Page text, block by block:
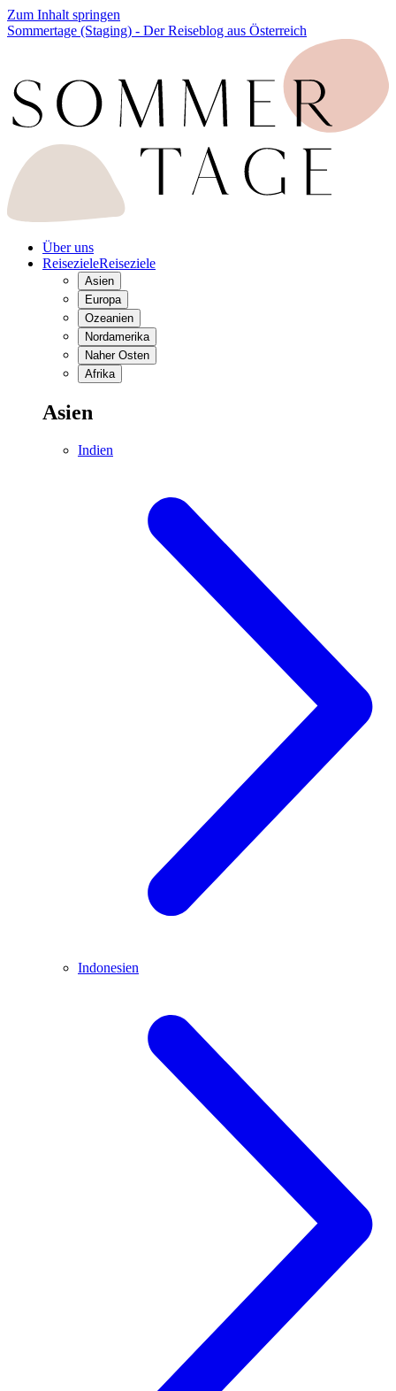
Zum Inhalt springen
Sommertage (Staging) - Der Reiseblog aus Österreich
Über uns
ReisezieleReiseziele
Asien
Europa
Ozeanien
Nordamerika
Naher Osten
Afrika
Asien
Indien
Indonesien